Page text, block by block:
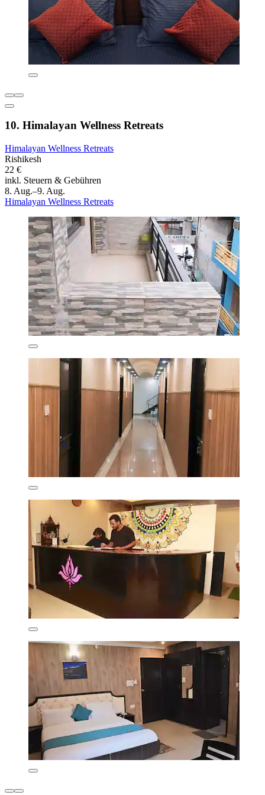
10. Himalayan Wellness Retreats
Himalayan Wellness Retreats
Rishikesh
22 €
inkl. Steuern & Gebühren
8. Aug.–9. Aug.
Himalayan Wellness Retreats